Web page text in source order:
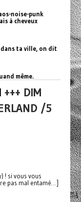
noise-punk
à cheveux
dans ta ville, on dit
même.
+++ DIM
/5
! si vous vous
pas mal entamé…]